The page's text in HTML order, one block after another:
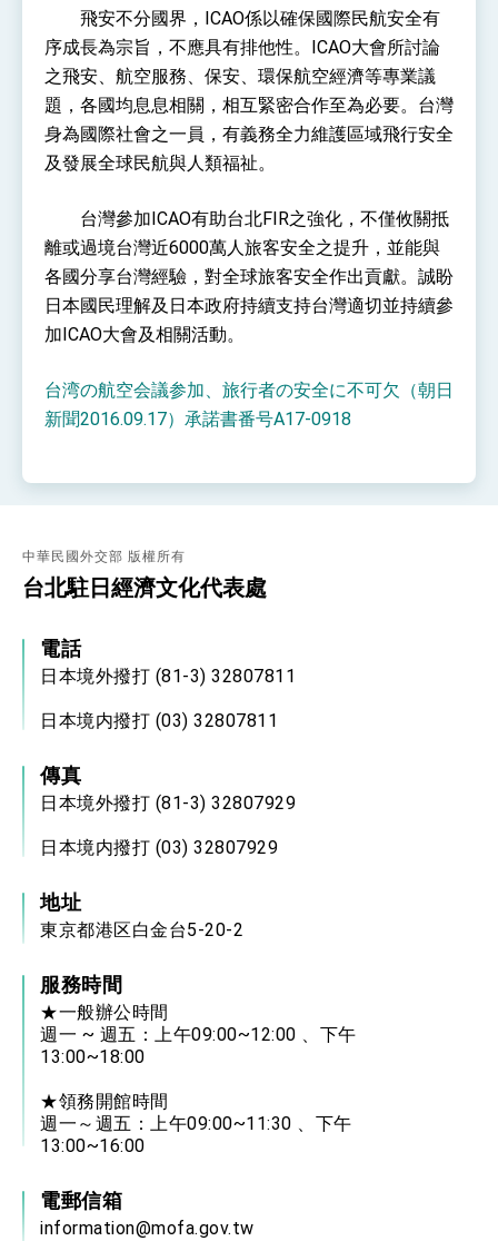
變局中 奮起的新臺灣 總統發表國慶演說
總統發表執政周年談話 盼面對未來挑戰 堅持
團結 迎風轉型 穩健前行
賴總統就職演說影片
總統重要談話
我國政府將在美國亞利桑納州設立「駐鳳凰城辦
事處」，進一步深化台美交流合作
飛安不分國界，ICAO係以確保國際民航安全有
序成長為宗旨，不應具有排他性。ICAO大會所討論
之飛安、航空服務、保安、環保航空經濟等專業議
題，各國均息息相關，相互緊密合作至為必要。台灣
身為國際社會之一員，有義務全力維護區域飛行安全
及發展全球民航與人類福祉。
台灣參加ICAO有助台北FIR之強化，不僅攸關抵
離或過境台灣近6000萬人旅客安全之提升，並能與
各國分享台灣經驗，對全球旅客安全作出貢獻。誠盼
日本國民理解及日本政府持續支持台灣適切並持續參
加ICAO大會及相關活動。
台湾の航空会議参加、旅行者の安全に不可欠（朝日
新聞2016.09.17）承諾書番号A17-0918
中華民國外交部 版權所有
台北駐日經濟文化代表處
電話
日本境外撥打 (81-3) 32807811
日本境内撥打 (03) 32807811
傳真
日本境外撥打 (81-3) 32807929
日本境内撥打 (03) 32807929
地址
東京都港区白金台5-20-2
服務時間
★一般辦公時間
週一 ~ 週五：上午09:00~12:00 、下午
13:00~18:00
★領務開館時間
週一～週五：上午09:00~11:30 、下午
13:00~16:00
電郵信箱
information@mofa.gov.tw